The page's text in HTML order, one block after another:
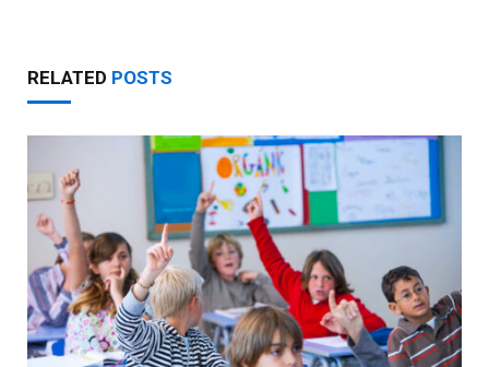
RELATED POSTS